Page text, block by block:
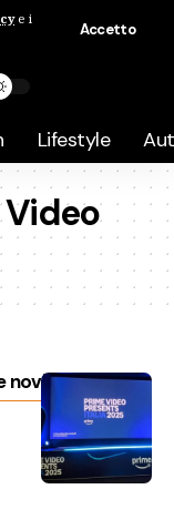
e i
Accetto
Lifestyle
novità